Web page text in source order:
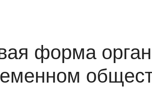
форма